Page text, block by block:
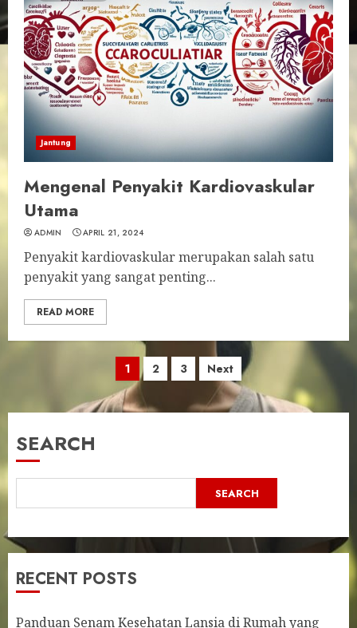
Jantung
Mengenal Penyakit Kardiovaskular
Utama
ADMIN APRIL 21, 2024
Penyakit kardiovaskular merupakan salah satu
penyakit yang sangat penting...
READ MORE
Posts
pagination
1 2 3 Next
SEARCH
SEARCH
RECENT POSTS
Panduan Senam Kesehatan Lansia di Rumah yang